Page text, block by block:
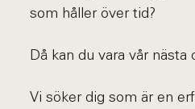
som håller över tid?
Då kan du vara vår nästa
Vi söker dig som är en